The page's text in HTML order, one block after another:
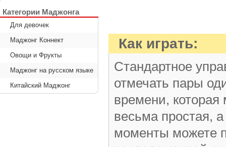
Как играть:
Стандартное
отмечать пары
времени,
весьма простая,
моменты можете
Категории Маджонга
Для девочек
Маджонг Коннект
Овощи и Фрукты
Маджонг на русском языке
Китайский Маджонг